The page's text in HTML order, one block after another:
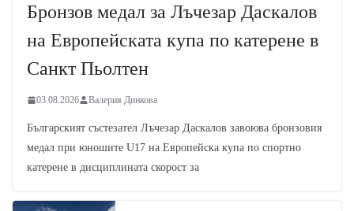
Бронзов медал за Лъчезар Даскалов
на Европейската купа по катерене в
Санкт Пьолтен
03.08.2026 Валерия Динкова
Българският състезател Лъчезар Даскалов завоюва бронзовия
медал при юношите U17 на Европейска купа по спортно
катерене в дисциплината скорост за